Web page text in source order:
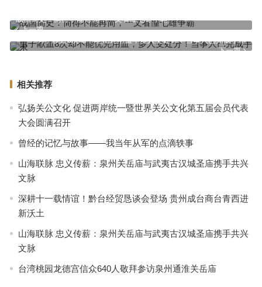
上一篇
战国简史：简得不能再简，一文看懂七雄争霸
下一篇
男子献血8次却不能优先用血，多人受处分！当事人已完成手术
相关推荐
弘扬关公文化 促进两岸统一暨世界关公文化第五届会员代表
大会圆满召开
曾经的记忆与故事——我当年从军的点滴轶事
山海联脉 忠义传薪：泉州关岳庙与武夷古汉城圣庙携手共兴
文脉
深耕十一载情谊！黔台经贸恳谈会登场 贵州成台商台青西进
新沃土
山海联脉 忠义传薪：泉州关岳庙与武夷古汉城圣庙携手共兴
文脉
台湾桃园龙德宫信众640人敬拜参访泉州通淮关岳庙